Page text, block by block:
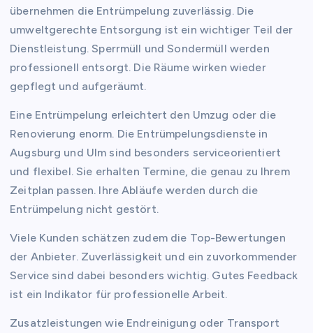
übernehmen die Entrümpelung zuverlässig. Die
umweltgerechte Entsorgung ist ein wichtiger Teil der
Dienstleistung. Sperrmüll und Sondermüll werden
professionell entsorgt. Die Räume wirken wieder
gepflegt und aufgeräumt.
Eine Entrümpelung erleichtert den Umzug oder die
Renovierung enorm. Die Entrümpelungsdienste in
Augsburg und Ulm sind besonders serviceorientiert
und flexibel. Sie erhalten Termine, die genau zu Ihrem
Zeitplan passen. Ihre Abläufe werden durch die
Entrümpelung nicht gestört.
Viele Kunden schätzen zudem die Top-Bewertungen
der Anbieter. Zuverlässigkeit und ein zuvorkommender
Service sind dabei besonders wichtig. Gutes Feedback
ist ein Indikator für professionelle Arbeit.
Zusatzleistungen wie Endreinigung oder Transport